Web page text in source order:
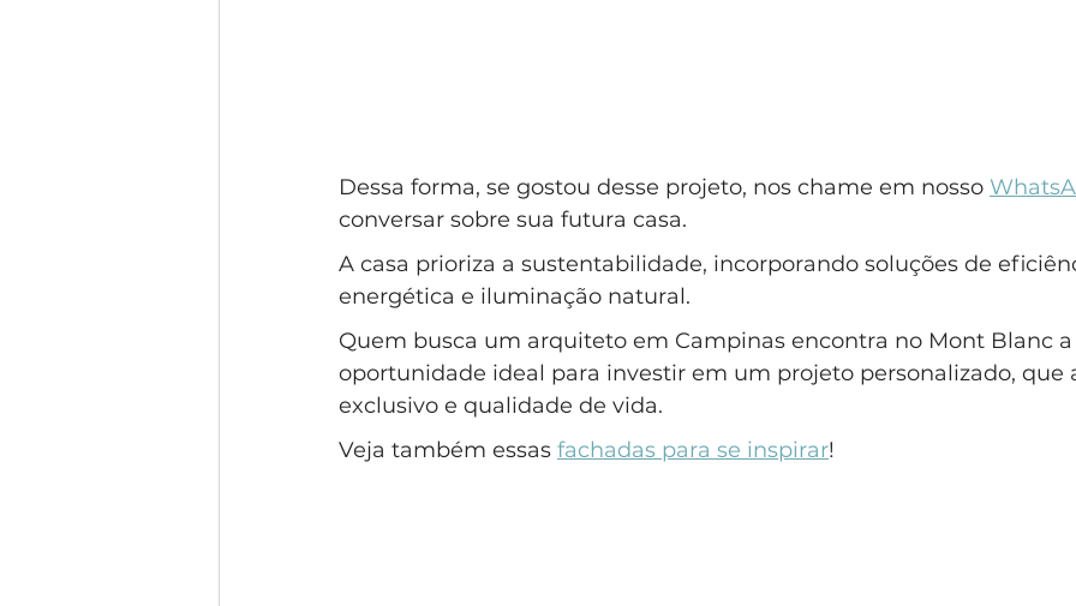
Dessa forma, se gostou desse projeto, nos chame em nosso
conversar sobre sua futura casa.
A casa prioriza a sustentabilidade, incorporando soluções de
energética e iluminação natural.
Quem busca um arquiteto em Campinas encontra no Mont Blanc a
oportunidade ideal para investir em um projeto personalizado, que
exclusivo e qualidade de vida.
Veja também essas fachadas para se inspirar!